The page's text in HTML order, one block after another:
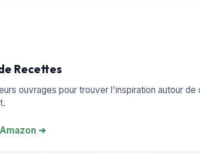
Recettes
ouvrages pour trouver l'inspiration autour de
➔